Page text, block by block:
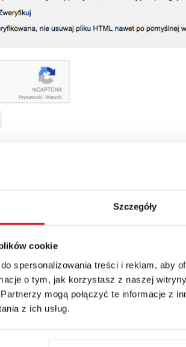
Szczegóły
cookie
spersonalizowania treści i reklam, aby
o tym, jak korzystasz z naszej
mogą połączyć te informacje z
z ich usług.
ręcznych
mobilnych